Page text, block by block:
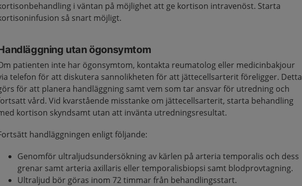
i väntan på möjlighet att ge kortison intravenöst. Starta
så snart möjligt.
utan ögonsymtom
patienten inte har ögonsymtom, kontakta reumatolog eller medicinbakjour
telefon för att diskutera sannolikheten för att jättecellsarterit föreligger. Detta
för att planera handläggning samt vem som tar ansvar för utredning och
vård. Vid kvarstående misstanke om jättecellsarterit, starta behandling
kortison skyndsamt utan att invänta utredningsresultat.
handläggningen enligt följande:
Genomför ultraljudsundersökning av kärlen på arteria temporalis och dess
grenar samt arteria axillaris eller temporalisbiopsi samt blodprovtagning.
Ultraljud bör göras inom 72 timmar från behandlingsstart.